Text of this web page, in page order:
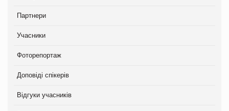
Партнери
Учасники
Фоторепортаж
Доповіді спікерів
Відгуки учасників